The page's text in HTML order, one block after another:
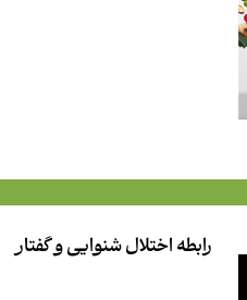
رابطه اختلال شنوایی و گفتار